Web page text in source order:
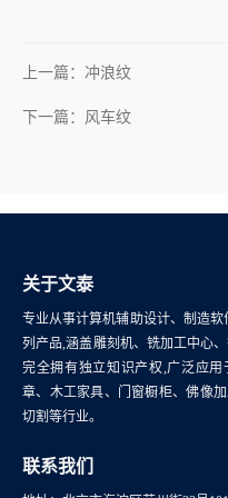
上一篇：冲浪纹
下一篇：风车纹
关于文泰
专业从事计算机辅助设计、制造
列产品,涵盖雕刻机、铣加工中心
完全拥有独立知识产权,广泛应
章、木工家具、门窗橱柜、佛像
切割等行业。
联系我们